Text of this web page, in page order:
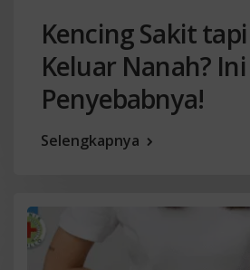
Kencing Sakit
Keluar Nanah? Ini
Penyebabnya!
Selengkapnya